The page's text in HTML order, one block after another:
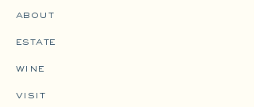
about
estate
wine
visit